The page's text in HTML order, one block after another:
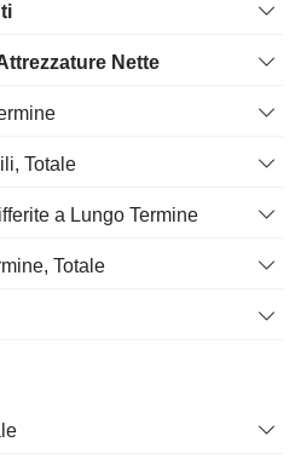
Nette
Totale
a Lungo Termine
Totale